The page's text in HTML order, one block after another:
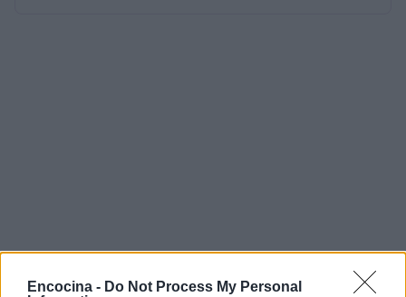
Encocina - Do Not Process My Personal